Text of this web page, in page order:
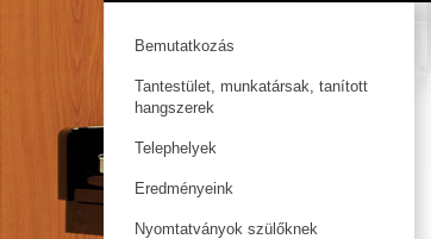
Bemutatkozás
Tantestület, munkatársak, tanított
hangszerek
Telephelyek
Eredményeink
Nyomtatványok szülőknek